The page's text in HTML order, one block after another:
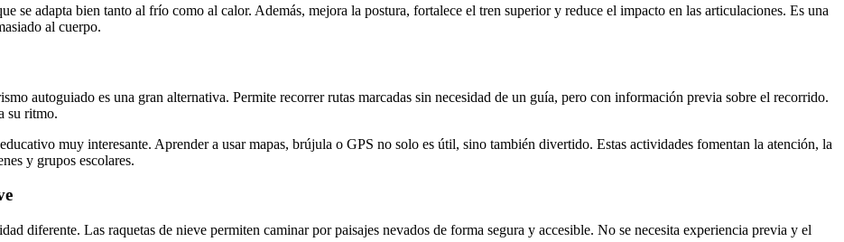
se adapta bien tanto al frío como al calor. Además, mejora la postura, fortalece el tren superior y reduce el impacto en las articulaciones. Es una
al cuerpo.
autoguiado es una gran alternativa. Permite recorrer rutas marcadas sin necesidad de un guía, pero con información previa sobre el recorrido.
su ritmo.
muy interesante. Aprender a usar mapas, brújula o GPS no solo es útil, sino también divertido. Estas actividades fomentan la atención, la
y grupos escolares.
diferente. Las raquetas de nieve permiten caminar por paisajes nevados de forma segura y accesible. No se necesita experiencia previa y el